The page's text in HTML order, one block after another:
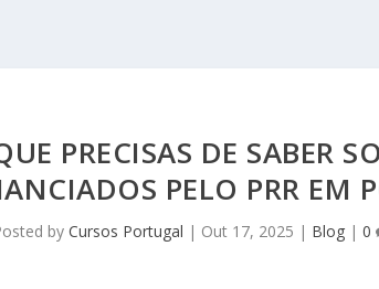
PRECISAS DE SABER
PELO PRR EM
byCursos Portugal | Out 17, 2025 | Blog |0